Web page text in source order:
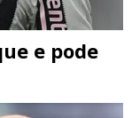
e pode